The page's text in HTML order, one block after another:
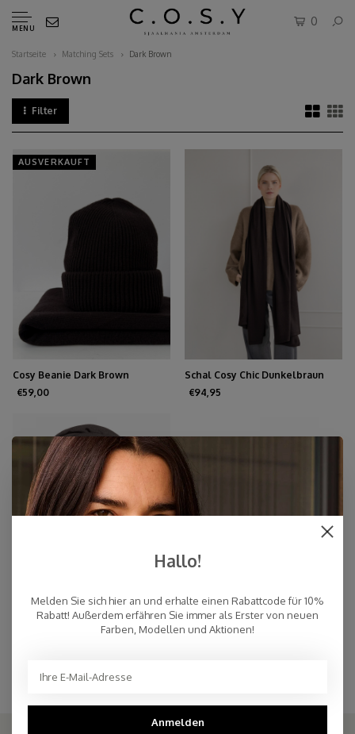
MENU
0
Startseite Matching Sets Dark Brown
Dark Brown
Filter
AUSVERKAUFT
Cosy Beanie Dark Brown
€59,00
Schal Cosy Chic Dunkelbraun
€94,95
Hallo!
Melden Sie sich hier an und erhalte einen Rabattcode für 10%
Rabatt! Außerdem erfähren Sie immer als Erster von neuen
Farben, Modellen und Aktionen!
Anmelden